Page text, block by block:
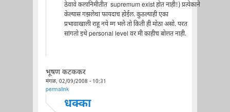
ठेवावे कलानिमीतीत supremum exist होत नाही!) प्रत्येकाने
केल्यास गझलेचा फायदाच होईल. कुठल्याही एका
प्रभावाखाली राहू नये म्ग भले तो किती ही मोठा असो. परत
सांगतो इथे personal level वर मी काहीच बोलत नाही.
भूषण कटककर
मंगळ, 02/09/2008 - 10:31
permalink
धक्का